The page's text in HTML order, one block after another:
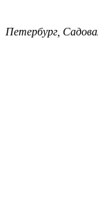
Петербург,